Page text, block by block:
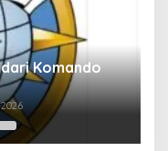
dari Komando